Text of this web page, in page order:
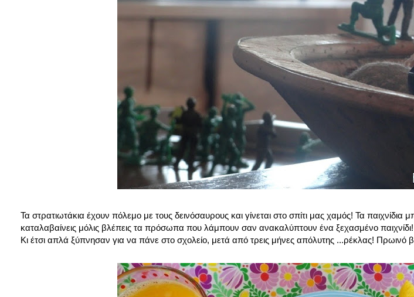
Τα στρατιωτάκια έχουν πόλεμο με τους δεινόσαυρους και γίνεται στο σπίτι μας χαμός! Τα παιχνίδια
καταλαβαίνεις μόλις βλέπεις τα πρόσωπα που λάμπουν σαν ανακαλύπτουν ένα ξεχασμένο
Κι έτσι απλά ξύπνησαν για να πάνε στο σχολείο, μετά από τρεις μήνες απόλυτης ...ρέκλας! Πρωινό